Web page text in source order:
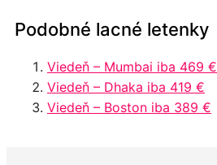
Podobné lacné letenky
Viedeň – Mumbai iba 469 €
Viedeň – Dhaka iba 419 €
Viedeň – Boston iba 389 €